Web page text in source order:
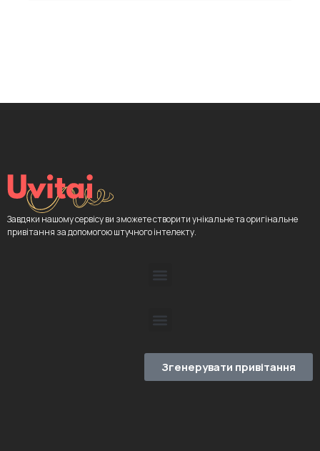
Завдяки нашому сервісу ви зможете створити унікальне та оригінальне
привітання за допомогою штучного інтелекту.
Згенерувати привітання